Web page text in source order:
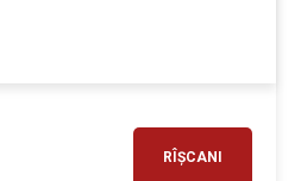
RÎȘCANI